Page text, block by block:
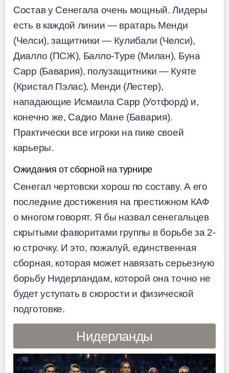
Состав у Сенегала очень мощный. Лидеры
есть в каждой линии — вратарь Менди
(Челси), защитники — Кулибали (Челси),
Диалло (ПСЖ), Балло-Туре (Милан), Буна
Сарр (Бавария), полузащитники — Куяте
(Кристал Пэлас), Менди (Лестер),
нападающие Исмаила Сарр (Уотфорд) и,
конечно же, Садио Мане (Бавария).
Практически все игроки на пике своей
карьеры.
Ожидания от сборной на турнире
Сенегал чертовски хорош по составу. А его
последние достижения на престижном КАФ
о многом говорят. Я бы назвал сенегальцев
скрытыми фаворитами группы в борьбе за 2-
ю строчку. И это, пожалуй, единственная
сборная, которая может навязать серьезную
борьбу Нидерландам, которой она точно не
будет уступать в скорости и физической
подготовке.
Нидерланды